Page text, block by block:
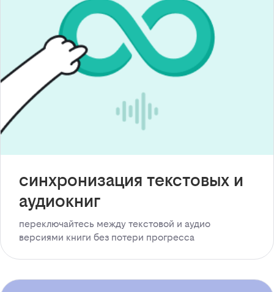
синхронизация текстовых и
аудиокниг
переключайтесь между текстовой и аудио
версиями книги без потери прогресса